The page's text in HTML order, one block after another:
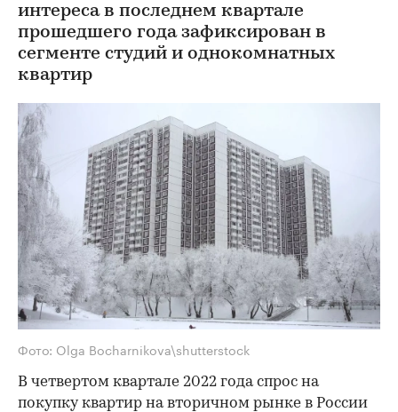
интереса в последнем квартале
прошедшего года зафиксирован в
сегменте студий и однокомнатных
квартир
Фото: Olga Bocharnikova\shutterstock
В четвертом квартале 2022 года спрос на
покупку квартир на вторичном рынке в России